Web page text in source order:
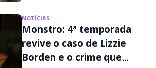
NOTÍCIAS
Monstro: 4ª temporada
revive o caso de Lizzie
Borden e o crime que